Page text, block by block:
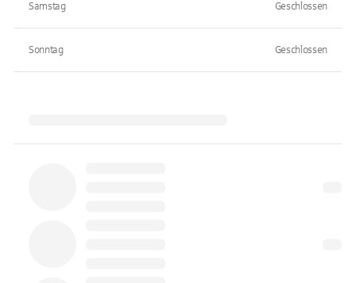
Samstag Geschlossen
Sonntag Geschlossen